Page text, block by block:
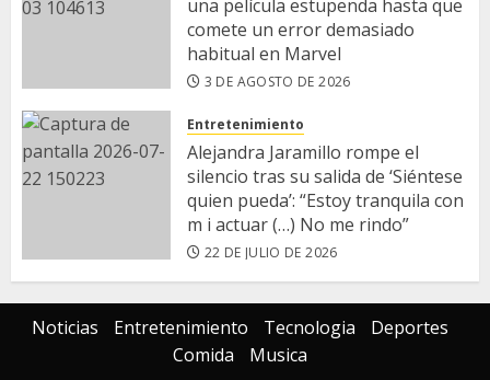
una película estupenda hasta que
comete un error demasiado
habitual en Marvel
3 DE AGOSTO DE 2026
Entretenimiento
​Alejandra Jaramillo rompe el
silencio tras su salida de ‘Siéntese
quien pueda’: “Estoy tranquila con
m i actuar (…) No me rindo”
22 DE JULIO DE 2026
Noticias Entretenimiento Tecnologia
Deportes
Comida
Musica